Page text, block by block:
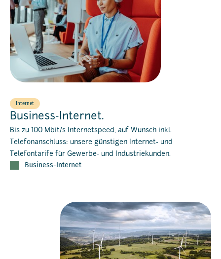
Internet
Business-Internet.
Bis zu 100 Mbit/s Internetspeed, auf Wunsch inkl.
Telefonanschluss: unsere günstigen Internet- und
Telefontarife für Gewerbe- und Industriekunden.
Business-Internet